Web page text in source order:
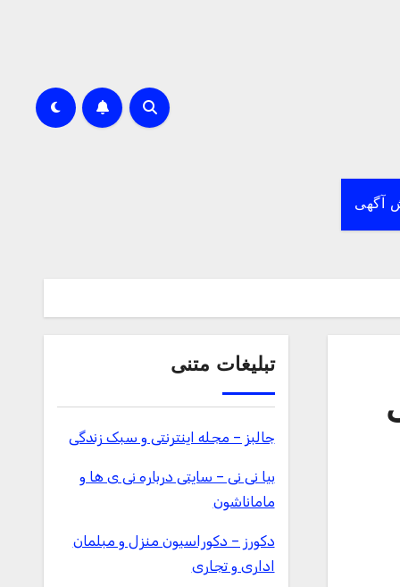
آگهی
تبلیغات متنی
جالبز – مجله اینترنتی و سبک زندگی
بیا نی نی – سایتی درباره نی ی ها و
ماماناشون
دکورز – دکوراسیون منزل و مبلمان
اداری و تجاری